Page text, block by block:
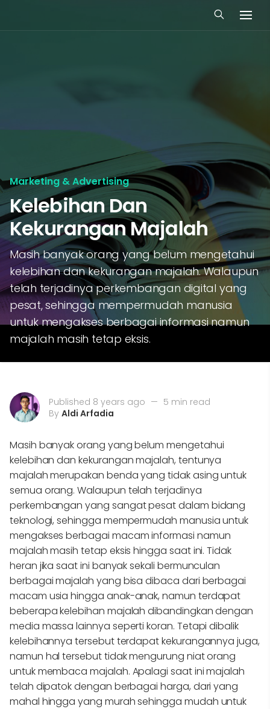
Marketing & Advertising
Kelebihan Dan
Kekurangan Majalah
Masih banyak orang yang belum mengetahui
kelebihan dan kekurangan majalah. Walaupun
telah terjadinya perkembangan digital yang
pesat, sehingga mempermudah manusia
untuk mengakses berbagai informasi namun
majalah masih tetap eksis.
Published 8 years ago — 5 min read
By Aldi Arfadia
Masih banyak orang yang belum mengetahui
kelebihan dan kekurangan majalah, tentunya
majalah merupakan benda yang tidak asing untuk
semua orang. Walaupun telah terjadinya
perkembangan yang sangat pesat dalam bidang
teknologi, sehingga mempermudah manusia untuk
mengakses berbagai macam informasi namun
majalah masih tetap eksis hingga saat ini. Tidak
heran jika saat ini banyak sekali bermunculan
berbagai majalah yang bisa dibaca dari berbagai
macam usia hingga anak-anak, namun terdapat
beberapa kelebihan majalah dibandingkan dengan
media massa lainnya seperti koran. Tetapi dibalik
kelebihannya tersebut terdapat kekurangannya juga,
namun hal tersebut tidak mengurung niat orang
untuk membaca majalah. Apalagi saat ini majalah
telah dipatok dengan berbagai harga, dari yang
mahal hingga yang murah sehingga mudah untuk